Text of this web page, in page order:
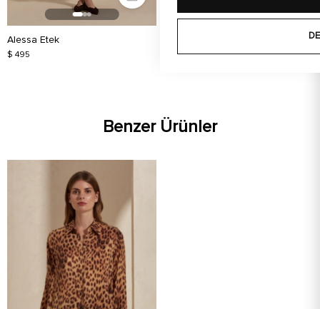
Alessa Etek
$ 495 $ 395
Benzer Ürünler